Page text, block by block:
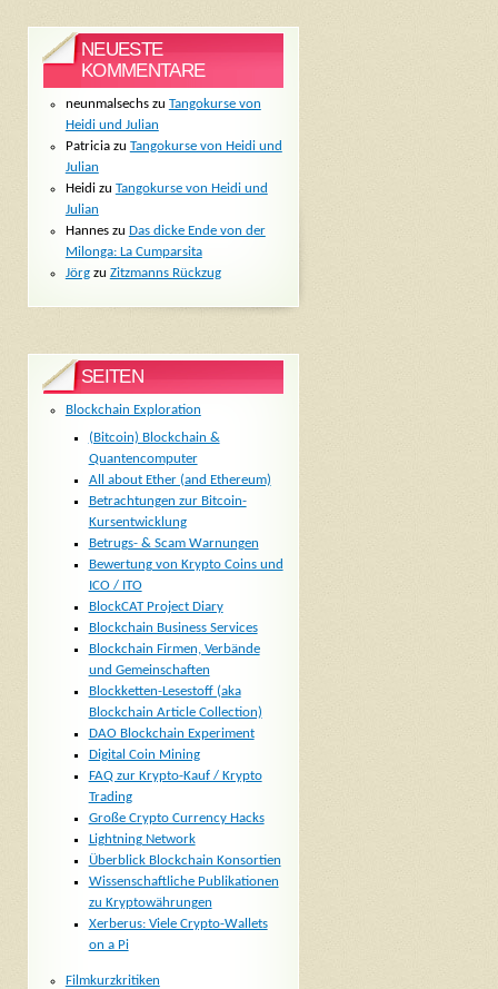
NEUESTE
KOMMENTARE
neunmalsechszu Tangokurse von
Heidi und Julian
Patriciazu Tangokurse von Heidi und
Julian
Heidizu Tangokurse von Heidi und
Julian
Hanneszu Das dicke Ende von der
Milonga: La Cumparsita
Jörgzu Zitzmanns Rückzug
SEITEN
Blockchain Exploration
(Bitcoin) Blockchain &
Quantencomputer
All about Ether (and Ethereum)
Betrachtungen zur Bitcoin-
Kursentwicklung
Betrugs- & Scam Warnungen
Bewertung von Krypto Coins und
ICO / ITO
BlockCAT Project Diary
Blockchain Business Services
Blockchain Firmen, Verbände
und Gemeinschaften
Blockketten-Lesestoff (aka
Blockchain Article Collection)
DAO Blockchain Experiment
Digital Coin Mining
FAQ zur Krypto-Kauf / Krypto
Trading
Große Crypto Currency Hacks
Lightning Network
Überblick Blockchain Konsortien
Wissenschaftliche Publikationen
zu Kryptowährungen
Xerberus: Viele Crypto-Wallets
on a Pi
Filmkurzkritiken